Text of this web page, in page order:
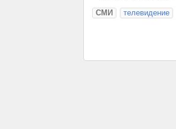
СМИ
телевидение